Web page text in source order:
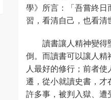
學》所言：「吾嘗終
習，看清自己，也看清
讀書讓人精神變得
倒。而讀書可以讓人
人最好的修行；前者
遷，從小就讀史書，
許多事，被判入獄、